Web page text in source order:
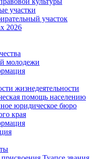
участки
участок
2026
молодежи
жизнедеятельности
помощь населению
юридическое бюро
края